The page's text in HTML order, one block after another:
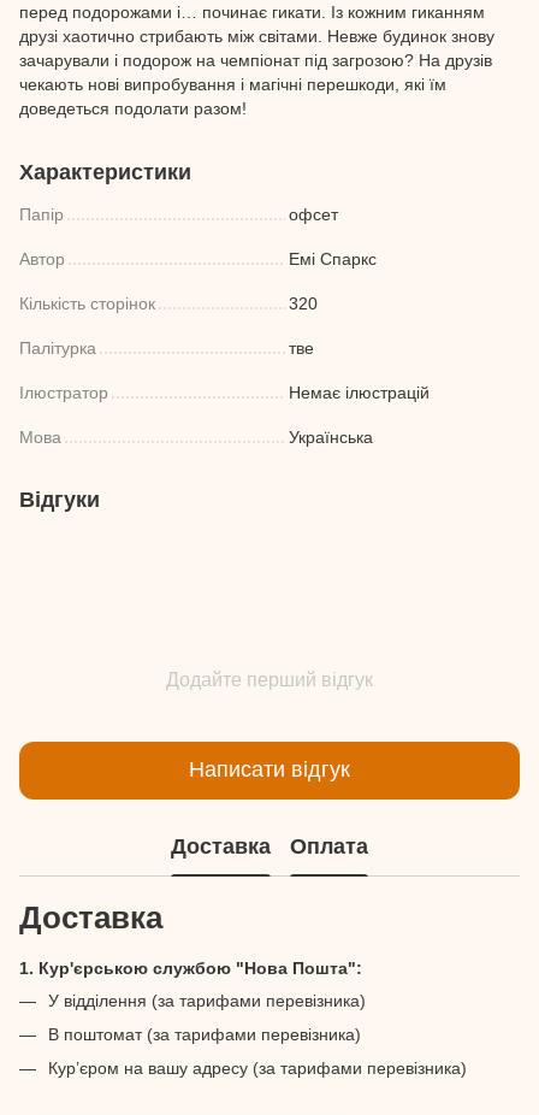
перед подорожами і… починає гикати. Із кожним гиканням
друзі хаотично стрибають між світами. Невже будинок знову
зачарували і подорож на чемпіонат під загрозою? На друзів
чекають нові випробування і магічні перешкоди, які їм
доведеться подолати разом!
Характеристики
Папір офсет
Автор Емі Спаркс
Кількість сторінок 320
Палітурка тве
Ілюстратор Немає ілюстрацій
Мова Українська
Відгуки
Додайте перший відгук
Написати відгук
Доставка Оплата
Доставка
1. Кур'єрською службою "Нова Пошта":
У відділення (за тарифами перевізника)
В поштомат (за тарифами перевізника)
Кур’єром на вашу адресу (за тарифами перевізника)